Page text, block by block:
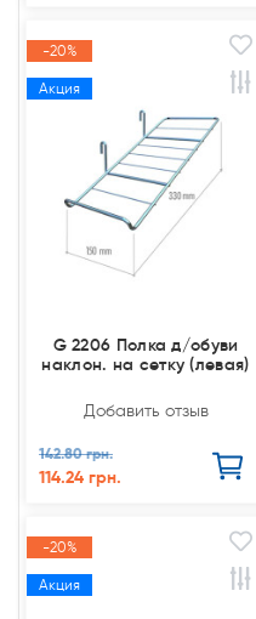
-20%
Акция
G 2206 Полка д/обуви
наклон. на сетку (левая)
Добавить отзыв
142.80 грн.
114.24 грн.
-20%
Акция